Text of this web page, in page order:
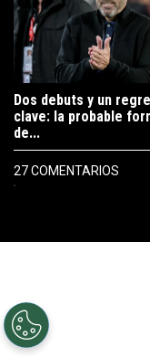
Dos debuts y un
clave: la probable
de...
27 COMENTARIOS